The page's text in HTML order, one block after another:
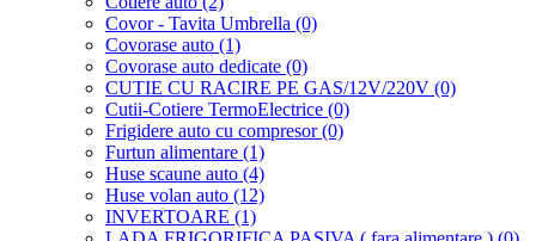
Covor - Tavita Umbrella (0)
Covorase auto (1)
Covorase auto dedicate (0)
CUTIE CU RACIRE PE GAS/12V/220V (0)
Cutii-Cotiere TermoElectrice (0)
Frigidere auto cu compresor (0)
Furtun alimentare (1)
Huse scaune auto (4)
Huse volan auto (12)
INVERTOARE (1)